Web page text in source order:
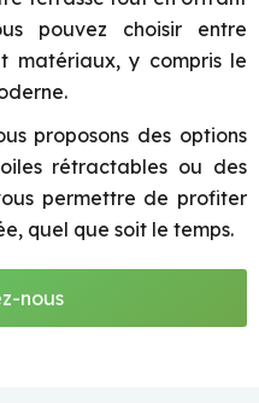
pouvez choisir entre
matériaux, y compris le
proposons des options
rétractables ou des
permettre de profiter
quel que soit le temps.
nous